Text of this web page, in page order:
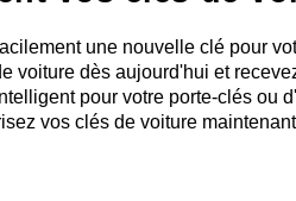
une nouvelle clé pour
voiture dès aujourd'hui et
pour votre porte-clés
vos clés de voiture